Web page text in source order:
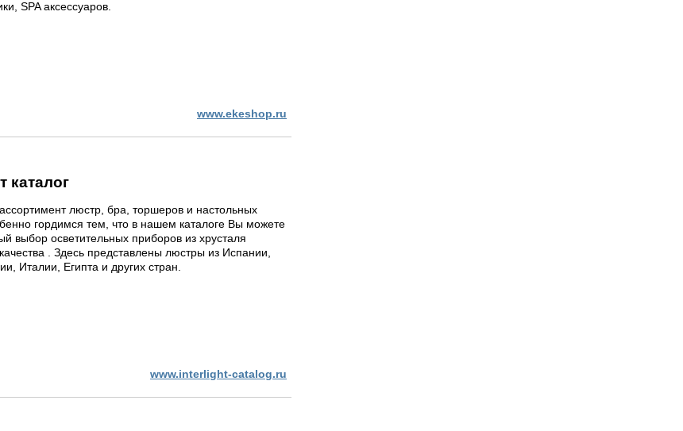
SPA аксессуаров.
www.ekeshop.ru
каталог
люстр, бра, торшеров и настольных
гордимся тем, что в нашем каталоге Вы можете
выбор осветительных приборов из хрусталя
. Здесь представлены люстры из Испании,
Италии, Египта и других стран.
www.interlight-catalog.ru